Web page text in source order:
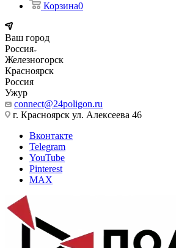
Корзина0
Ваш город
Россия
Железногорск
Красноярск
Россия
Ужур
connect@24poligon.ru
г. Красноярск ул. Алексеева 46
Вконтакте
Telegram
YouTube
Pinterest
MAX